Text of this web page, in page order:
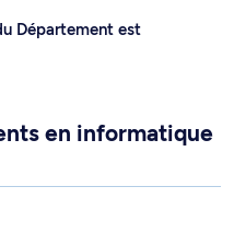
Département est
en informatique